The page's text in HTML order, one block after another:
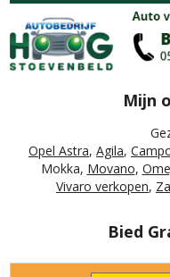
Mijn
Opel Astra, Agila,
Mokka, Movano,
Vivaro verkopen,
Bied